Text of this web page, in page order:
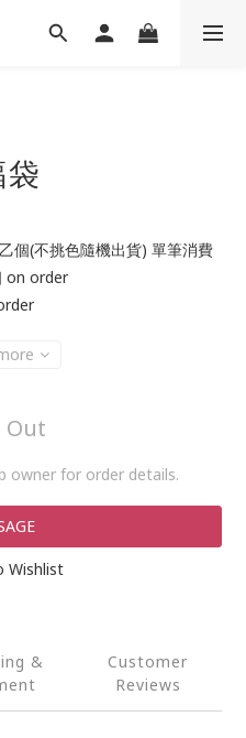
個(不挑色隨機出貨) 單筆消費
on order
Out
owner for order details.
Wishlist
&
Customer
Reviews